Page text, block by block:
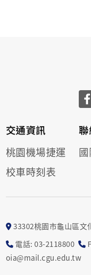
交通資訊
桃園機場捷運
校車時刻表
33302桃園市龜山區文
電話: 03-2118800
oia@mail.cgu.edu.tw